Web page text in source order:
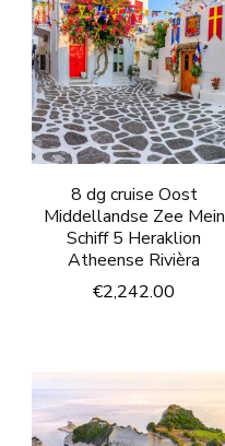
8 dg cruise Oost
Middellandse Zee Mein
Schiff 5 Heraklion
Atheense Rivièra
€2,242.00